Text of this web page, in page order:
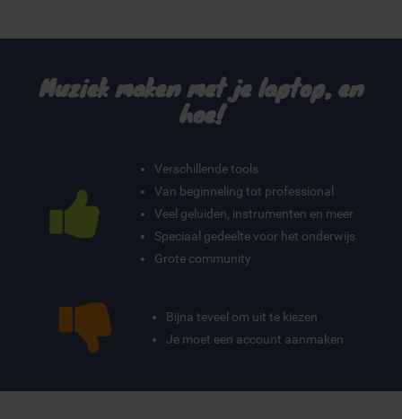
Muziek maken met je laptop, en
hoe!
Verschillende tools
Van beginneling tot professional
Veel geluiden, instrumenten en meer
Speciaal gedeelte voor het onderwijs
Grote community
Bijna teveel om uit te kiezen
Je moet een account aanmaken